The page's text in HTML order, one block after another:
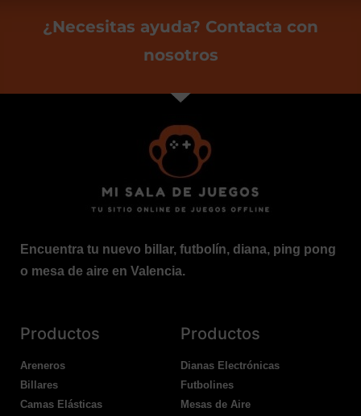
¿Necesitas ayuda? Contacta con
nosotros
Encuentra tu nuevo billar, futbolín, diana, ping pong
o mesa de aire en Valencia.
Productos
Areneros
Billares
Camas Elásticas
Productos
Dianas Electrónicas
Futbolines
Mesas de Aire